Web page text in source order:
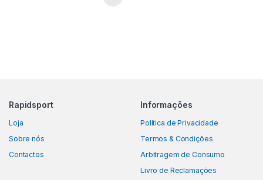
Rapidsport
Loja
Sobre nós
Contactos
Informações
Política de Privacidade
Termos & Condições
Arbitragem de Consumo
Livro de Reclamações